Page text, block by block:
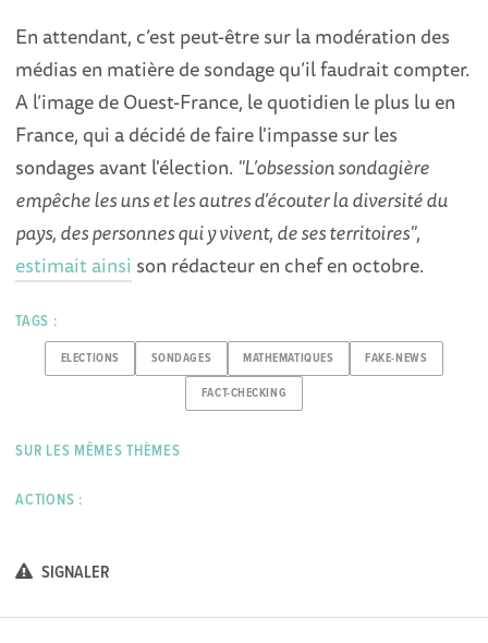
En attendant, c’est peut-être sur la modération des
médias en matière de sondage qu’il faudrait compter.
A l’image de Ouest-France, le quotidien le plus lu en
France, qui a décidé de faire l'impasse sur les
sondages avant l'élection. "L’obsession sondagière
empêche les uns et les autres d’écouter la diversité du
pays, des personnes qui y vivent, de ses territoires",
estimait ainsi son rédacteur en chef en octobre.
TAGS :
ELECTIONS SONDAGES MATHEMATIQUES FAKE-NEWS
FACT-CHECKING
SUR LES MÊMES THÈMES
ACTIONS :
SIGNALER